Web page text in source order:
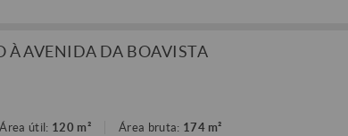
À AVENIDA DA BOAVISTA
Área útil: 120 m² Área bruta: 174 m²